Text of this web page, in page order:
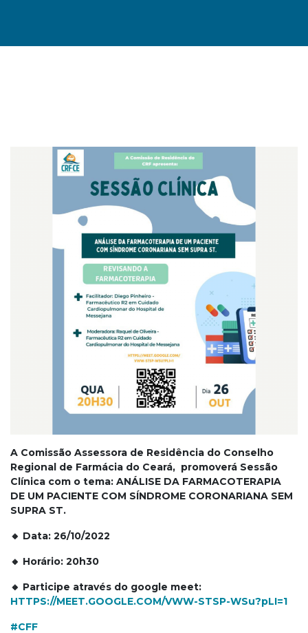
A Comissão Assessora de Residência do Conselho
Regional de Farmácia do Ceará, promoverá Sessão
Clínica com o tema: ANÁLISE DA FARMACOTERAPIA
DE UM PACIENTE COM SÍNDROME CORONARIANA SEM
SUPRA ST.
🔸 Data: 26/10/2022
🔸 Horário: 20h30
🔸 Participe através do google meet:
HTTPS://MEET.GOOGLE.COM/VWW-STSP-WSu?pLI=1
#CFF